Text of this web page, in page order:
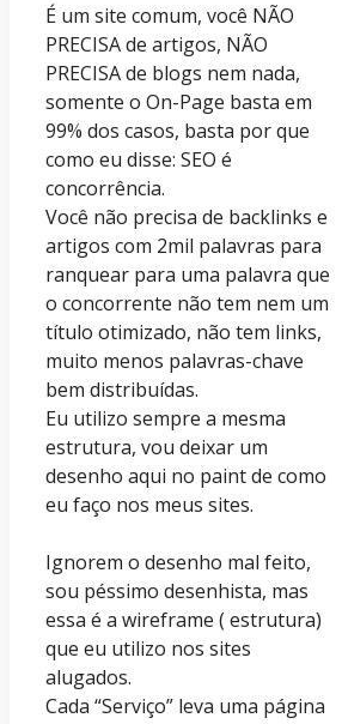
É um site comum, você NÃO
PRECISA de artigos, NÃO
PRECISA de blogs nem nada,
somente o On-Page basta em
99% dos casos, basta por que
como eu disse: SEO é
concorrência.
Você não precisa de backlinks e
artigos com 2mil palavras para
ranquear para uma palavra que
o concorrente não tem nem um
título otimizado, não tem links,
muito menos palavras-chave
bem distribuídas.
Eu utilizo sempre a mesma
estrutura, vou deixar um
desenho aqui no paint de como
eu faço nos meus sites.
Ignorem o desenho mal feito,
sou péssimo desenhista, mas
essa é a wireframe ( estrutura)
que eu utilizo nos sites
alugados.
Cada “Serviço” leva uma página